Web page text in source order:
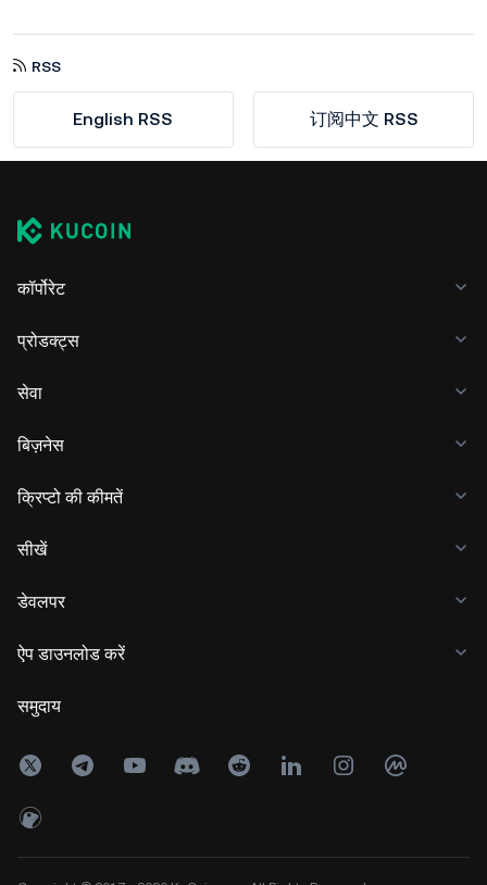
RSS
English RSS 订阅中文 RSS
कॉर्पोरेट
प्रोडक्ट्स
सेवा
बिज़नेस
क्रिप्टो की कीमतें
सीखें
डेवलपर
ऐप डाउनलोड करें
समुदाय